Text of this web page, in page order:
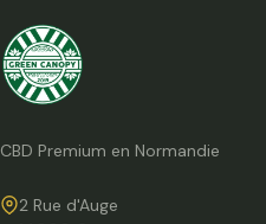
CBD Premium en Normandie
2 Rue d'Auge